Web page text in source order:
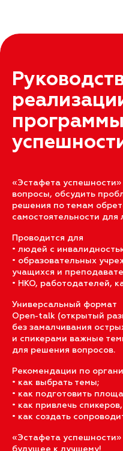
«Эстафета
вопросы, обсудить
решения по темам
самостоятельности
Проводится для
• людей с
• образовательных
учащихся и
• НКО, работодателей,
Универсальный формат
Open-talk (открытый
без замалчивания
и спикерами важные
для решения вопросов.
Рекомендации по
• как выбрать темы;
• как подготовить
• как привлечь
• как создать
«Эстафета